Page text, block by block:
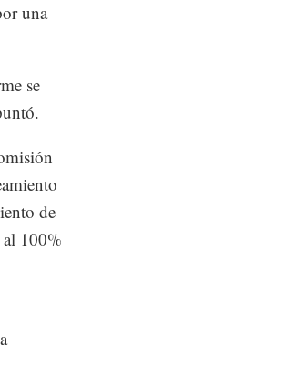
una
se
de
100%